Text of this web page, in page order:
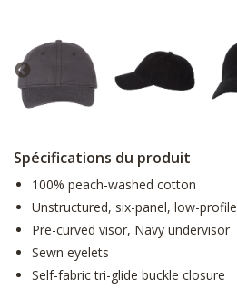
Spécifications du produit
100% peach-washed cotton
Unstructured, six-panel, low-profile
Pre-curved visor, Navy undervisor
Sewn eyelets
Self-fabric tri-glide buckle closure